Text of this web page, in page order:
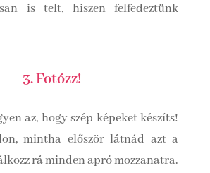
is telt, hiszen felfedeztünk
3. Fotózz!
az, hogy szép képeket készíts!
mintha először látnád azt a
rá minden apró mozzanatra.